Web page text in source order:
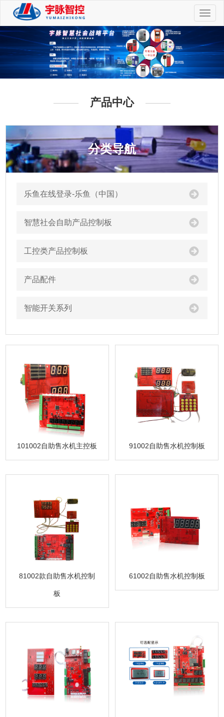
切
换
航
产品中心
分类导航
乐鱼在线登录-乐鱼（中国）
智慧社会自助产品控制板
工控类产品控制板
产品配件
智能开关系列
101002自助售水机主控板 91002自助售水机控制板
81002款自助售水机控制
板
61002自助售水机控制板